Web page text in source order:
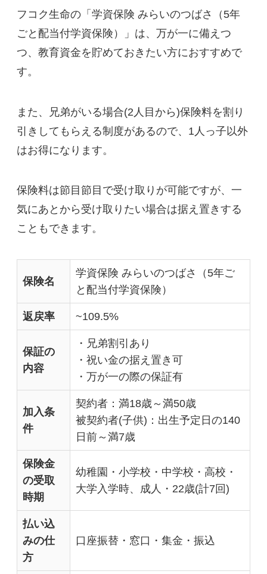
フコク生命の「学資保険 みらいのつばさ（5年
ごと配当付学資保険）」は、万が一に備えつ
つ、教育資金を貯めておきたい方におすすめで
す。
また、兄弟がいる場合(2人目から)保険料を割り
引きしてもらえる制度があるので、1人っ子以外
はお得になります。
保険料は節目節目で受け取りが可能ですが、一
気にあとから受け取りたい場合は据え置きする
こともできます。
保険名
学資保険 みらいのつばさ（5年ご
と配当付学資保険）
返戻率 ~109.5%
保証の
内容
・兄弟割引あり
・祝い金の据え置き可
・万が一の際の保証有
加入条
件
契約者：満18歳～満50歳
被契約者(子供)：出生予定日の140
日前～満7歳
保険金
の受取
時期
幼稚園・小学校・中学校・高校・
大学入学時、成人・22歳(計7回)
払い込
みの仕
方
口座振替・窓口・集金・振込